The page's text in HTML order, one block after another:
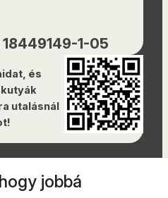
jobbá
18449149-1-05
és
utalásnál